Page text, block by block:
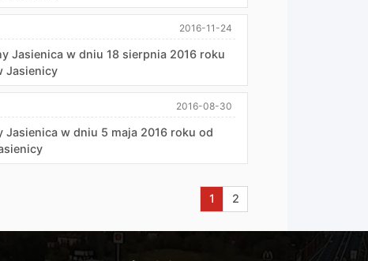
2016-11-24
Jasienica w dniu 18 sierpnia 2016 roku
Jasienicy
2016-08-30
Jasienica w dniu 5 maja 2016 roku od
Aktualna strona nr 1
1 Przejdź do strony nr 2
2